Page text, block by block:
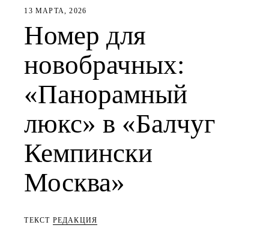
13 МАРТА, 2026
Номер для
новобрачных:
«Панорамный
люкс» в «Балчуг
Кемпински
Москва»
ТЕКСТ РЕДАКЦИЯ